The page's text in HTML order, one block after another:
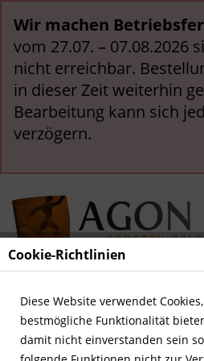
Wir machen
vom 27.07. – 07.08.2026
nicht erreichbar.
in dieser Zeit weiterhin
Bearbeitung kann sich
verzögern.
Menü
Übersicht Andere
Cookie-Richtlinien
Diese Website verwendet
bestmögliche Funktionalität
damit nicht einverstanden sein